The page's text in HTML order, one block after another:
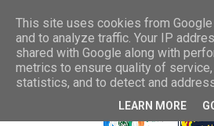
This site uses cookies from
and to analyze traffic. Your IP
shared with Google along with
metrics to ensure quality of
statistics, and to detect and
LEARN MORE